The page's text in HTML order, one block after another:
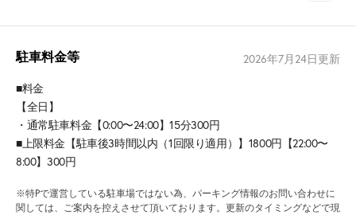
駐車料金等 2026年7月24日更新
■料金
【全日】
・通常駐車料金【0:00〜24:00】15分300円
■上限料金【駐車後3時間以内（1回限り適用）】1800円【22:00〜
8:00】300円
※特Pで運営している駐車場ではない為、パーキング情報のお問い合わせに
関しては、ご案内を控えさせて頂いております。更新のタイミングなどで現